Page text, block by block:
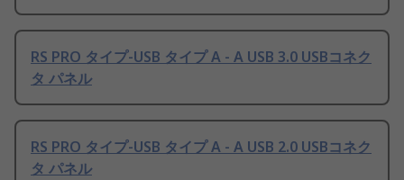
RS PRO タイプ-USB タイプ A - A USB 3.0 USBコネク
タ パネル
RS PRO タイプ-USB タイプ A - A USB 2.0 USBコネク
タ パネル